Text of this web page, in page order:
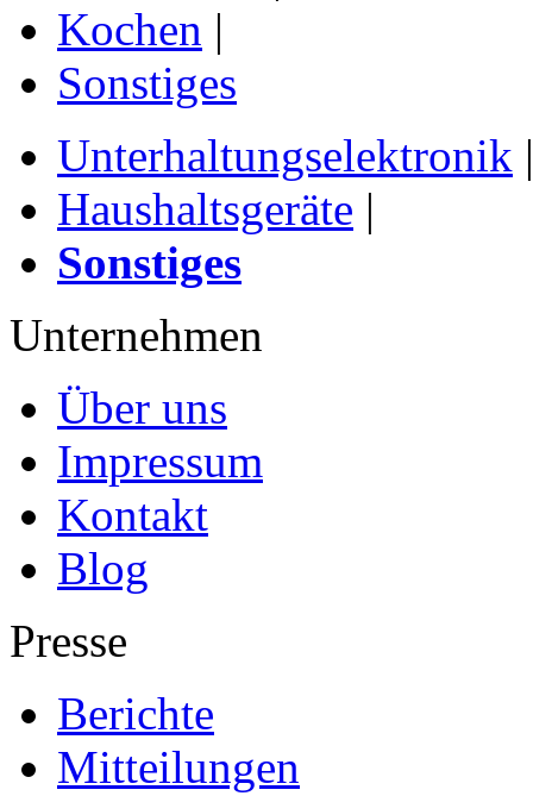
Kochen |
Sonstiges
Unterhaltungselektronik |
Haushaltsgeräte |
Sonstiges
Unternehmen
Über uns
Impressum
Kontakt
Blog
Presse
Berichte
Mitteilungen